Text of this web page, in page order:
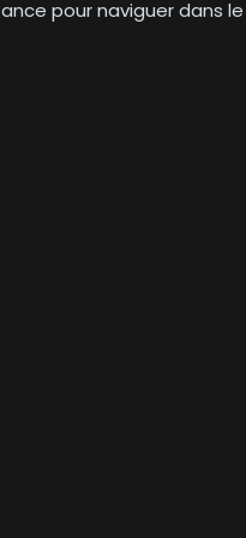
pour naviguer dans